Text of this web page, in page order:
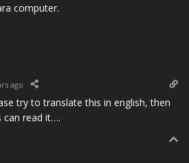
computer.
ago
try to translate this in english, then
can read it….